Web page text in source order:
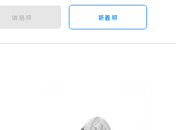
価格順 新着順